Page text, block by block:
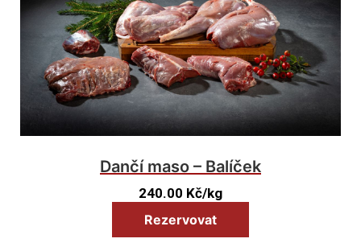
Dančí maso – Balíček
240.00 Kč/kg
Rezervovat